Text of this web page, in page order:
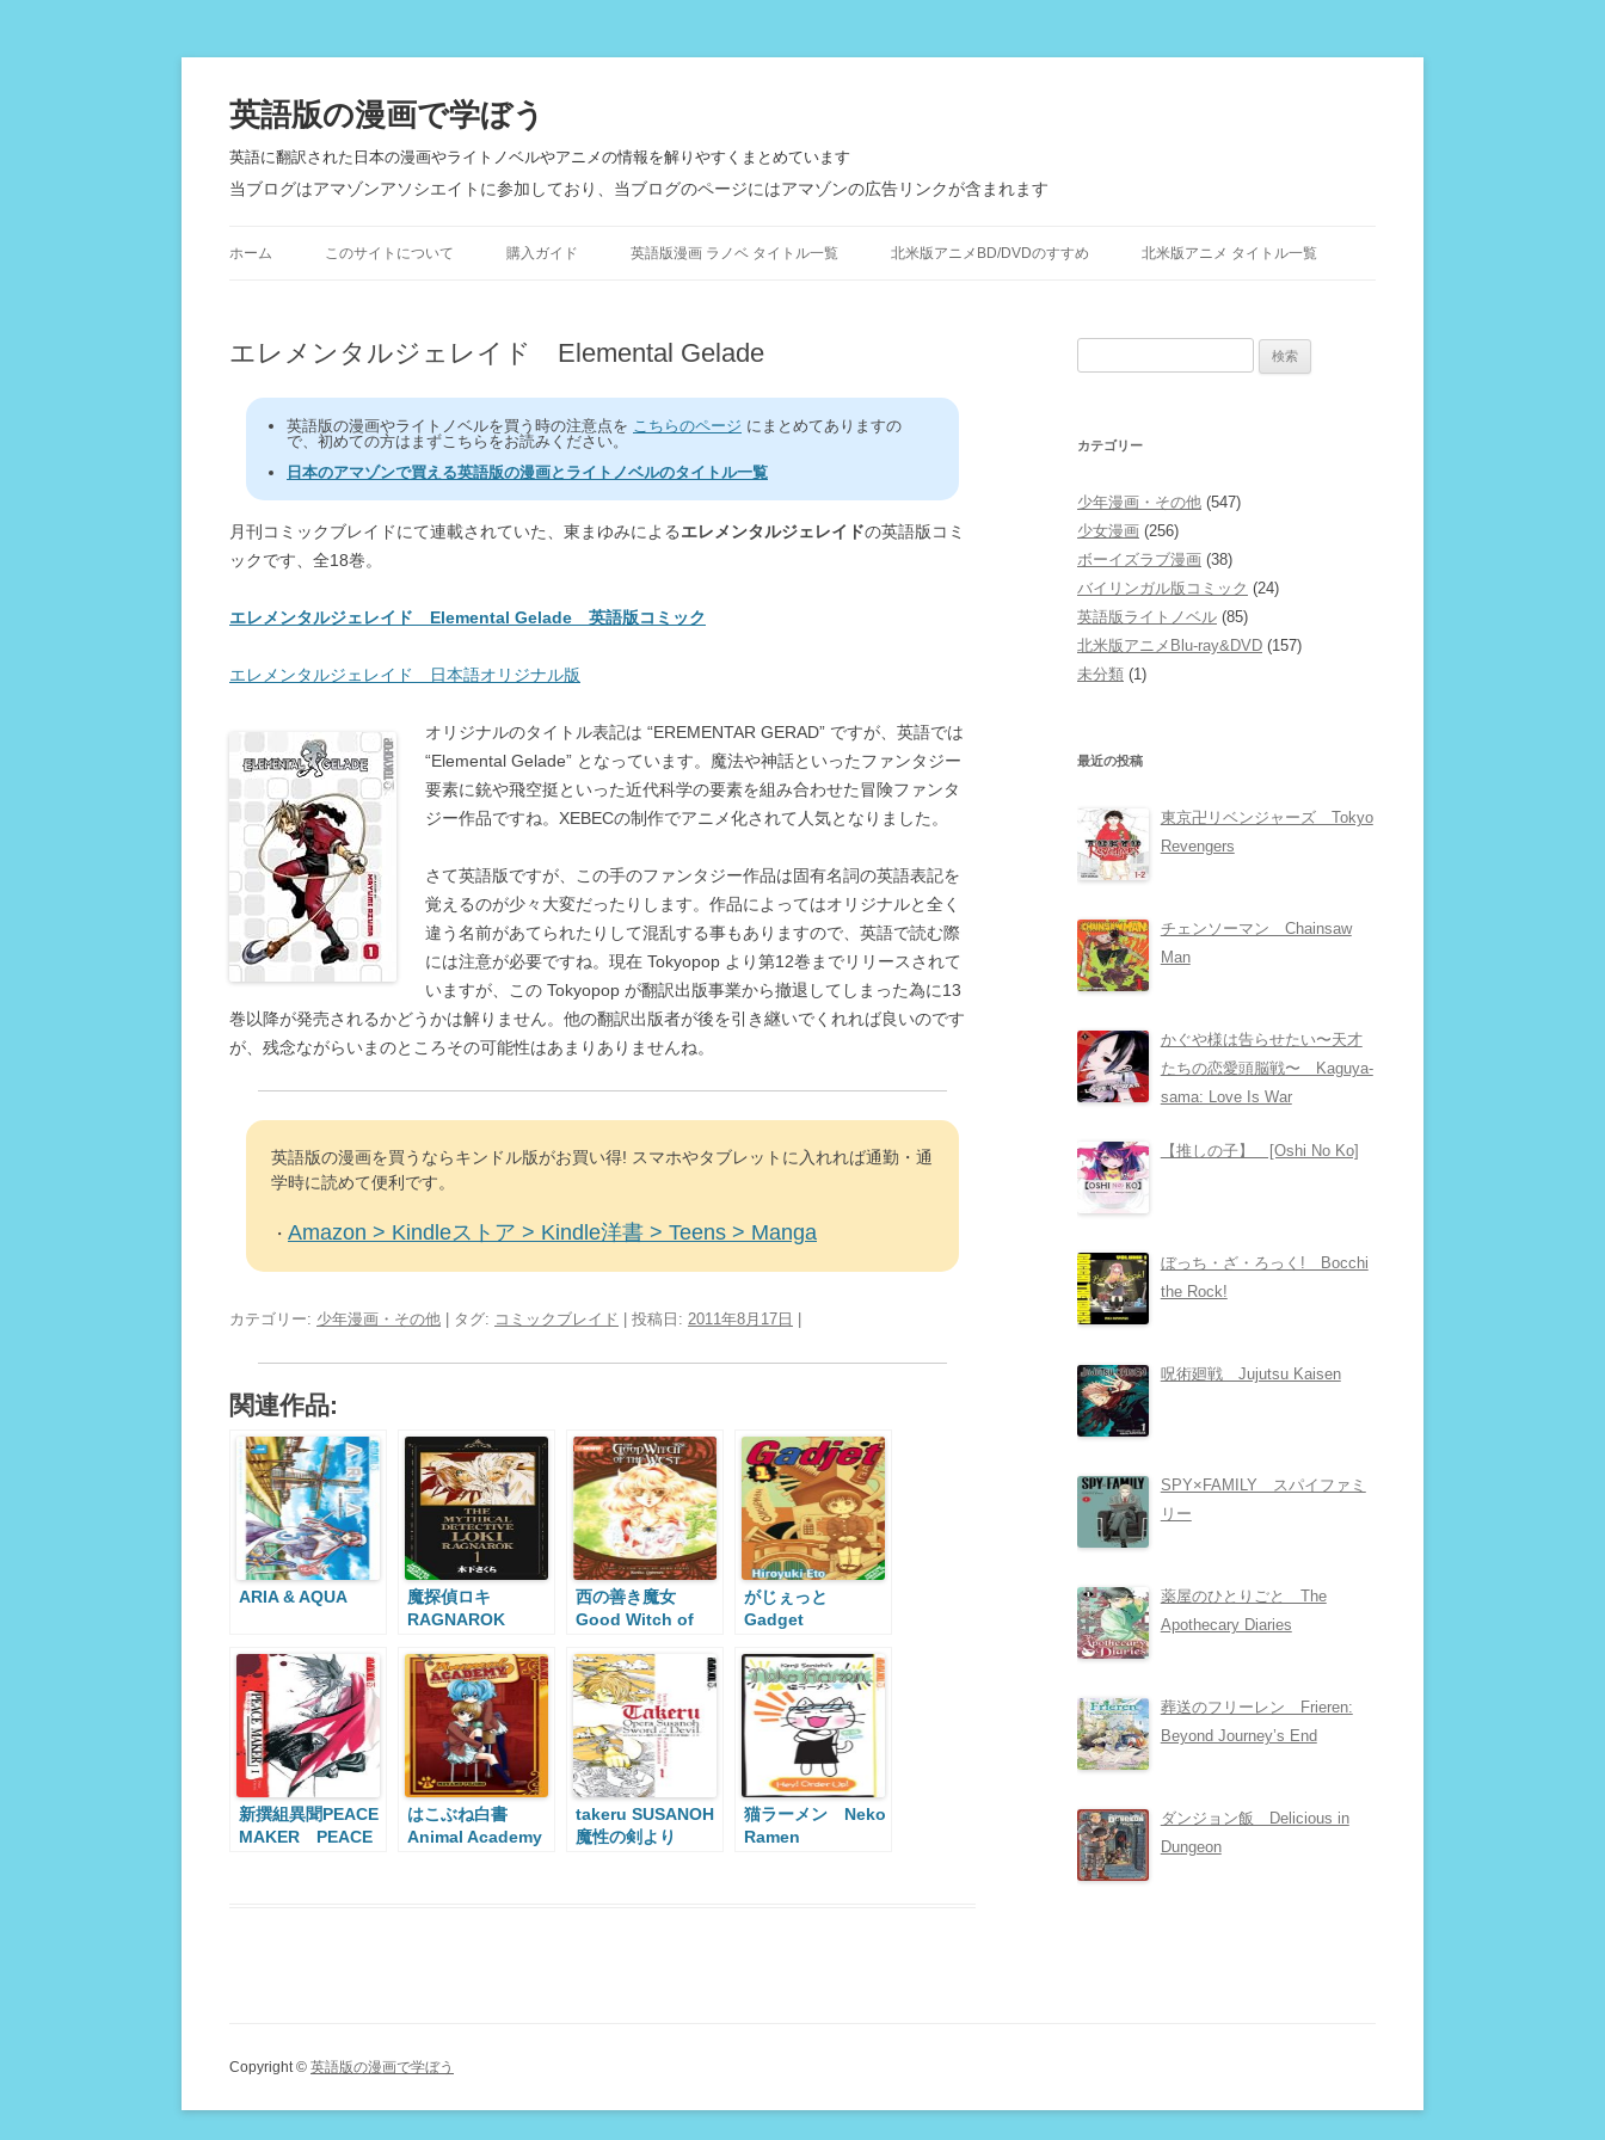
英語版の漫画で学ぼう
英語に翻訳された日本の漫画やライトノベルやアニメの情報を解りやすくまとめています
当ブログはアマゾンアソシエイトに参加しており、当ブログのページにはアマゾンの広告リンクが含まれます
ン
ホーム このサイトについて 購入ガイド 英語版漫画 ラノベ タイトル一覧 北米版アニメBD/DVDのすすめ 北米版アニメ タイトル一覧
エレメンタルジェレイド Elemental Gelade
英語版の漫画やライトノベルを買う時の注意点を こちらのページ にまとめてありますの
で、初めての方はまずこちらをお読みください。
日本のアマゾンで買える英語版の漫画とライトノベルのタイトル一覧
月刊コミックブレイドにて連載されていた、東まゆみによるエレメンタルジェレイドの英語版コミ
ックです、全18巻。
エレメンタルジェレイド Elemental Gelade 英語版コミック
エレメンタルジェレイド 日本語オリジナル版
オリジナルのタイトル表記は “EREMENTAR GERAD” ですが、英語では
“Elemental Gelade” となっています。魔法や神話といったファンタジー
要素に銃や飛空挺といった近代科学の要素を組み合わせた冒険ファンタ
ジー作品ですね。XEBECの制作でアニメ化されて人気となりました。
さて英語版ですが、この手のファンタジー作品は固有名詞の英語表記を
覚えるのが少々大変だったりします。作品によってはオリジナルと全く
違う名前があてられたりして混乱する事もありますので、英語で読む際
には注意が必要ですね。現在 Tokyopop より第12巻までリリースされて
いますが、この Tokyopop が翻訳出版事業から撤退してしまった為に13
巻以降が発売されるかどうかは解りません。他の翻訳出版者が後を引き継いでくれれば良いのです
が、残念ながらいまのところその可能性はあまりありませんね。
英語版の漫画を買うならキンドル版がお買い得! スマホやタブレットに入れれば通勤・通
学時に読めて便利です。
・ Amazon > Kindleストア > Kindle洋書 > Teens > Manga
カテゴリー: 少年漫画・その他 | タグ: コミックブレイド | 投稿日: 2011年8月17日
関連作品:
ARIA & AQUA
魔探偵ロキ
RAGNAROK
Detective Loki
Ragnarok
西の善き魔女
Good Witch of
がじぇっと
Gadget
新撰組異聞PEACE
MAKER PEACE
はこぶね白書
Animal Academy
takeru SUSANOH
魔性の剣より
猫ラーメン Neko
Ramen
カテゴリー
少年漫画・その他 (547)
少女漫画 (256)
ボーイズラブ漫画 (38)
バイリンガル版コミック (24)
英語版ライトノベル (85)
北米版アニメBlu-ray&DVD (157)
未分類 (1)
最近の投稿
東京卍リベンジャーズ Tokyo
Revengers
チェンソーマン Chainsaw
Man
かぐや様は告らせたい〜天才
たちの恋愛頭脳戦〜 Kaguya-
sama: Love Is War
【推しの子】 [Oshi No Ko]
ぼっち・ざ・ろっく! Bocchi
the Rock!
呪術廻戦 Jujutsu Kaisen
SPY×FAMILY スパイファミ
リー
薬屋のひとりごと The
Apothecary Diaries
葬送のフリーレン Frieren:
Beyond Journey’s End
ダンジョン飯 Delicious in
Dungeon
Copyright © 英語版の漫画で学ぼう